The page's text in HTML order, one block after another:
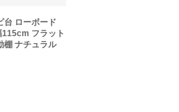
台 ローボード
フラット
棚 ナチュラル